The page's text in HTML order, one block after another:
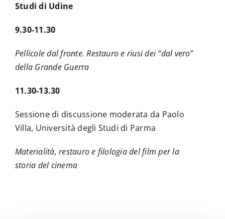
Studi di Udine
9.30-11.30
Pellicole dal fronte. Restauro e riusi dei “dal vero”
della Grande Guerra
11.30-13.30
Sessione di discussione moderata da Paolo
Villa, Università degli Studi di Parma
Materialità, restauro e filologia del film per la
storia del cinema